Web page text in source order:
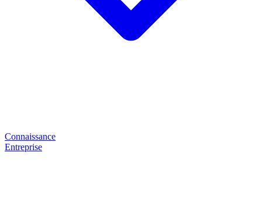
Connaissance
Entreprise